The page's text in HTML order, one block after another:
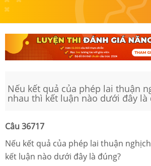
Nếu kết quả của phép lai thuận
nhau thì kết luận nào dưới đây là
Câu 36717
Nếu kết quả của phép lai thuận
kết luận nào dưới đây là đúng?